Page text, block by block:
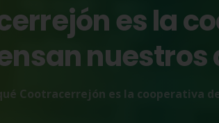
esla
nuestros
Cootracerrejón es la cooperativa